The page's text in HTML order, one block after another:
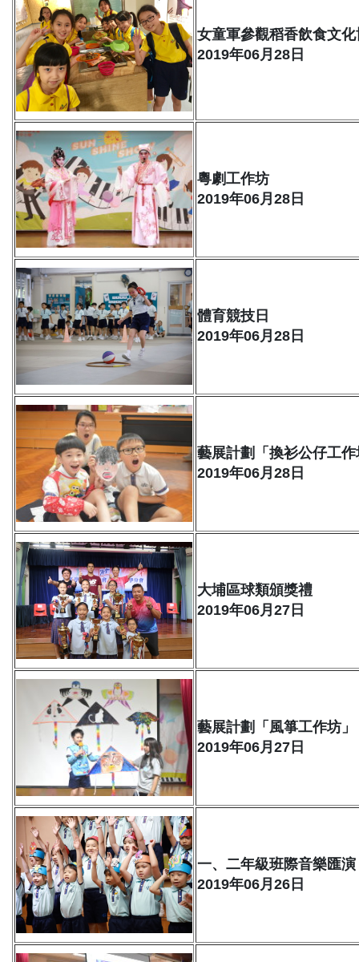
女童軍參觀稻香飲食文
2019年06月28日
粵劇工作坊
2019年06月28日
體育競技日
2019年06月28日
藝展計劃「換衫公仔工作
2019年06月28日
大埔區球類頒獎禮
2019年06月27日
藝展計劃「風箏工作坊」
2019年06月27日
一、二年級班際音樂匯演
2019年06月26日